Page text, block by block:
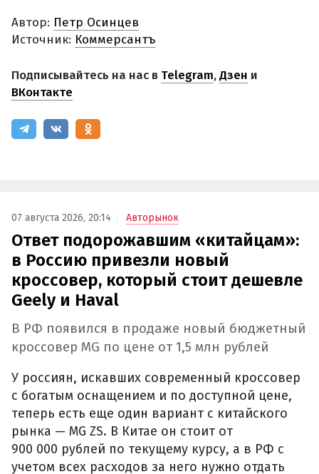
Автор: Петр Осинцев
Источник: Коммерсантъ
Подписывайтесь на нас в Telegram,Дзен и
ВКонтакте
07 августа 2026, 20:14 Авторынок
Ответ подорожавшим «китайцам»:
в Россию привезли новый
кроссовер, который стоит дешевле
Geely и Haval
В РФ появился в продаже новый бюджетный
кроссовер MG по цене от 1,5 млн рублей
У россиян, искавших современный кроссовер
с богатым оснащением и по доступной цене,
теперь есть еще один вариант с китайского
рынка — MG ZS. В Китае он стоит от
900 000 рублей по текущему курсу, а в РФ с
учетом всех расходов за него нужно отдать